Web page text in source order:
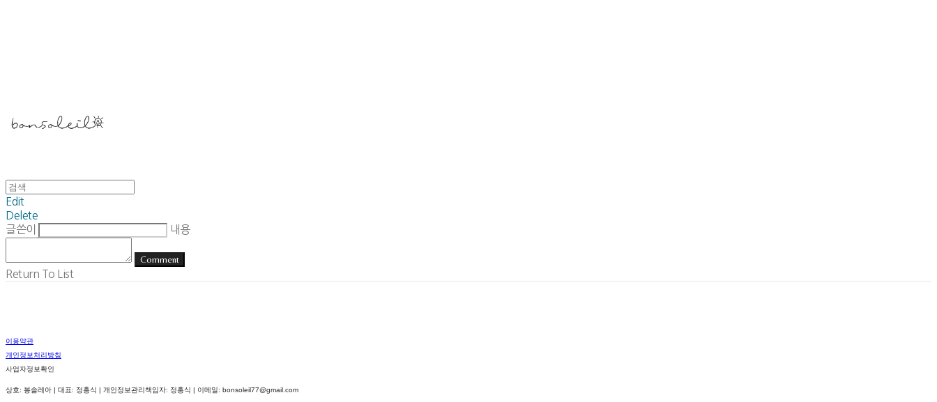
Edit
Delete
글쓴이
내용
Comment
Return To List
이용약관
개인정보처리방침
사업자정보확인
상호: 봉솔레아 | 대표: 정홍식 | 개인정보관리책임자: 정홍식 | 이메일: bonsoleil77@gmail.com